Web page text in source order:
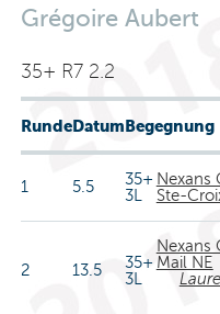
Grégoire Aubert
35+ R7 2.2
RundeDatumBegegnung
1 5.5
35+
3L
Nexans
Ste-
2 13.5
35+
3L
Nexans
Mail NE